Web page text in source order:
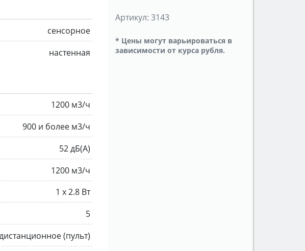
сенсорное
настенная
1200 м3/ч
900 и более м3/ч
52 дБ(A)
1200 м3/ч
1 х 2.8 Вт
5
(пульт)
Артикул: 3143
* Цены могут варьироваться в
зависимости от курса рубля.